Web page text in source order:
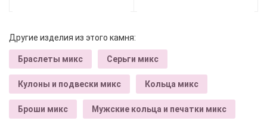
Другие изделия из этого камня:
Браслеты микс Серьги микс
Кулоны и подвески микс Кольца микс
Броши микс Мужские кольца и печатки микс